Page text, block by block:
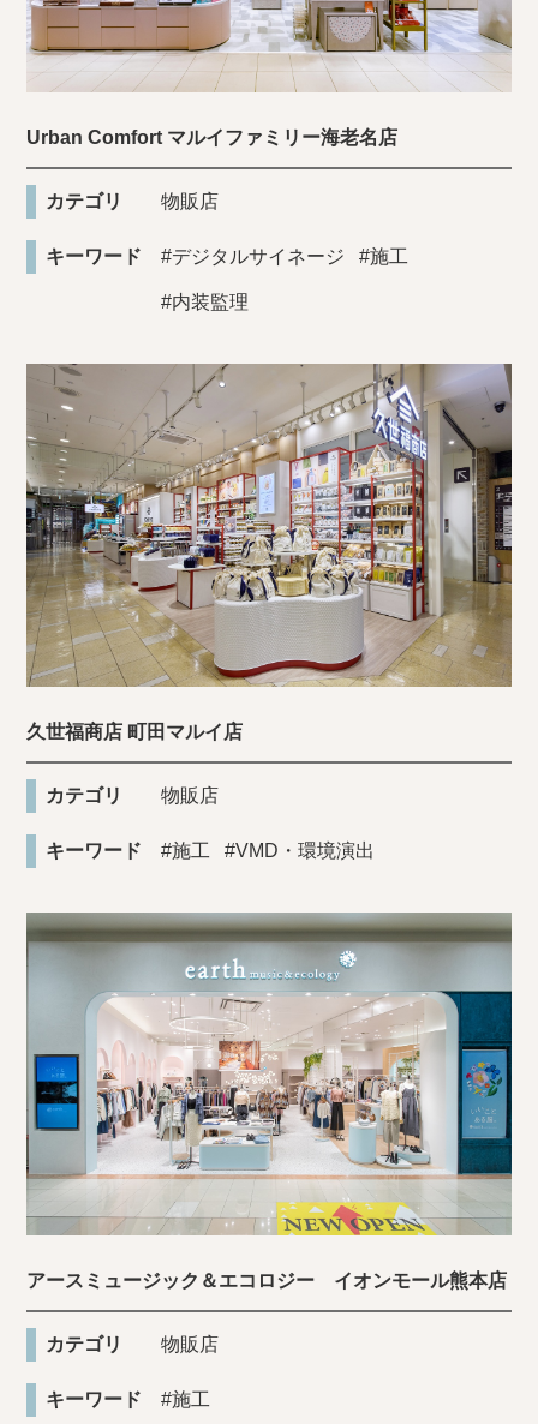
Urban Comfort マルイファミリー海老名店
カテゴリ 物販店
キーワード #デジタルサイネージ #施工
#内装監理
久世福商店 町田マルイ店
カテゴリ 物販店
キーワード #施工 #VMD・環境演出
アースミュージック＆エコロジー イオンモール熊本店
カテゴリ 物販店
キーワード #施工